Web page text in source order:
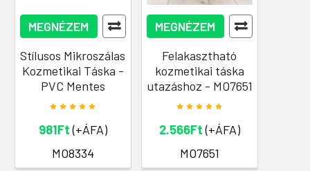
MEGNÉZEM
Stílusos Mikroszálas
Kozmetikai Táska -
PVC Mentes
981Ft(+ÁFA)
MO8334
MEGNÉZEM
Felakasztható
kozmetikai táska
utazáshoz - MO7651
2.566Ft(+ÁFA)
MO7651